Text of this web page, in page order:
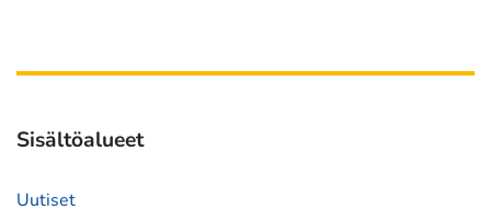
siirryt
Sisältöalueet
Uutiset